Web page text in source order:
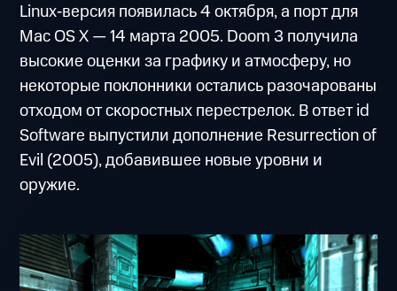
Linux‑версия появилась 4 октября, а порт для
Mac OS X — 14 марта 2005. Doom 3 получила
высокие оценки за графику и атмосферу, но
некоторые поклонники остались разочарованы
отходом от скоростных перестрелок. В ответ id
Software выпустили дополнение Resurrection of
Evil (2005), добавившее новые уровни и
оружие.